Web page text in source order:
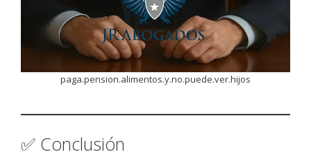
paga.pension.alimentos.y.no.puede.ver.hijos
✅ Conclusión